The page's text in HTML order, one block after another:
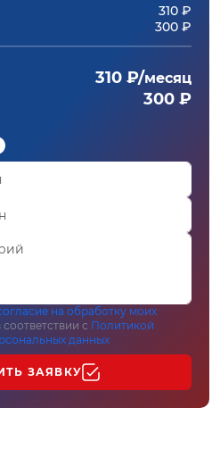
310 ₽
300 ₽
310 ₽/месяц
300 ₽
на обработку моих
соответствии с Политикой
данных
ЗАЯВКУ